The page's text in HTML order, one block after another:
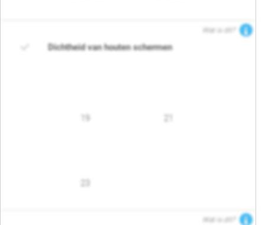
Wat is dit?
Dichtheid van houten schermen
19
Wat is dit?